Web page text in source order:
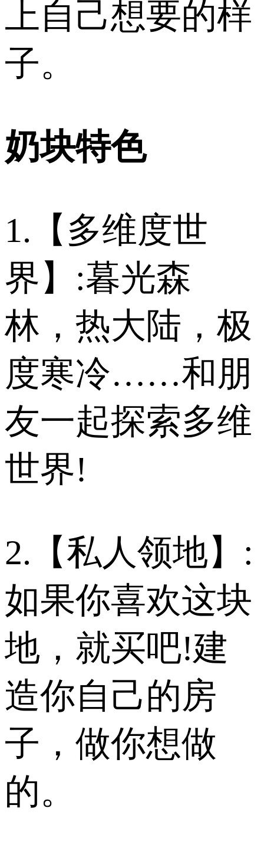
上自己想要的样
子。
奶块特色
1.【多维度世
界】:暮光森
林，热大陆，极
度寒冷……和朋
友一起探索多维
世界!
2.【私人领地】:
如果你喜欢这块
地，就买吧!建
造你自己的房
子，做你想做
的。